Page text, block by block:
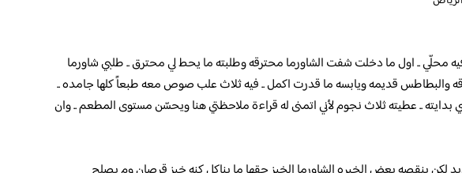
محلّي .. اول ما دخلت شفت الشاورما محترقه وطلبته ما يحط لي محترق .. طلبي شاورما
والبطاطس قديمه ويابسه ما قدرت اكمل .. فيه ثلاث علب صوص معه طبعاً كلها جامده ..
.. عطيته ثلاث نجوم لأني اتمنى له قراءة ملاحظتي هنا ويحسّن مستوى المطعم .. وان